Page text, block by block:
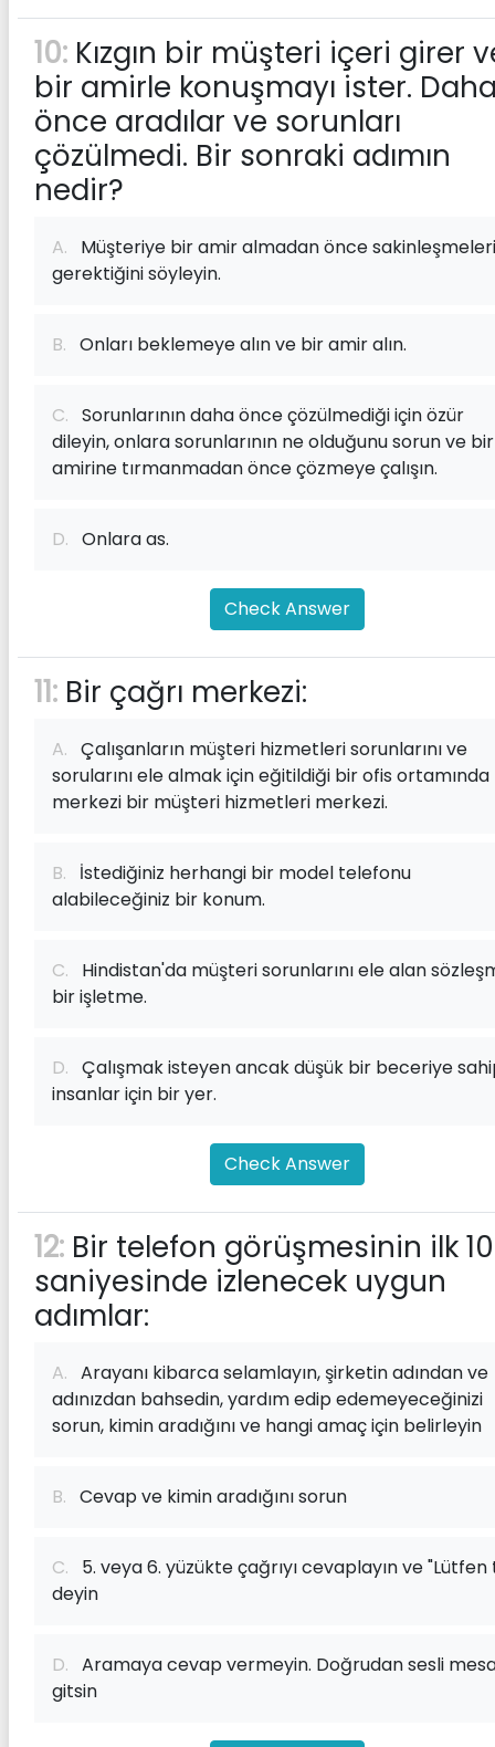
10: Kızgın bir müşteri içeri girer
bir amirle konuşmayı ister.
önce aradılar ve sorunları
çözülmedi. Bir sonraki adımın
nedir?
A. Müşteriye bir amir almadan önce sakinleşmeleri
gerektiğini söyleyin.
B. Onları beklemeye alın ve bir amir alın.
C. Sorunlarının daha önce çözülmediği için özür
dileyin, onlara sorunlarının ne olduğunu sorun ve bir
amirine tırmanmadan önce çözmeye çalışın.
D. Onlara as.
Check Answer
11: Bir çağrı merkezi:
A. Çalışanların müşteri hizmetleri sorunlarını ve
sorularını ele almak için eğitildiği bir ofis ortamında
merkezi bir müşteri hizmetleri merkezi.
B. İstediğiniz herhangi bir model telefonu
alabileceğiniz bir konum.
C. Hindistan'da müşteri sorunlarını ele alan
bir işletme.
D. Çalışmak isteyen ancak düşük bir beceriye
insanlar için bir yer.
Check Answer
12: Bir telefon görüşmesinin ilk
saniyesinde izlenecek uygun
adımlar:
A. Arayanı kibarca selamlayın, şirketin adından ve
adınızdan bahsedin, yardım edip edemeyeceğinizi
sorun, kimin aradığını ve hangi amaç için belirleyin
B. Cevap ve kimin aradığını sorun
C. 5. veya 6. yüzükte çağrıyı cevaplayın ve "Lütfen
deyin
D. Aramaya cevap vermeyin. Doğrudan sesli
gitsin